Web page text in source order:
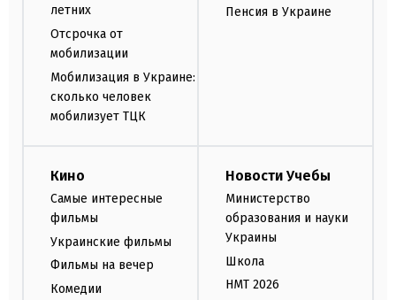
летних
Отсрочка от
мобилизации
Мобилизация в Украине:
сколько человек
мобилизует ТЦК
Пенсия в Украине
Кино
Самые интересные
фильмы
Украинские фильмы
Фильмы на вечер
Комедии
Новости Учебы
Министерство
образования и науки
Украины
Школа
НМТ 2026